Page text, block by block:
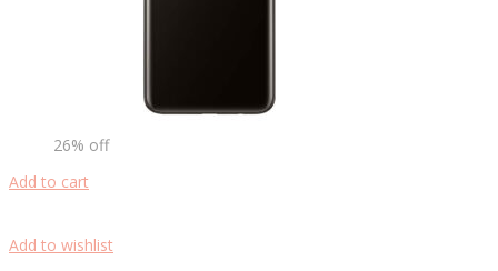
26% off
Add to cart
Add to wishlist